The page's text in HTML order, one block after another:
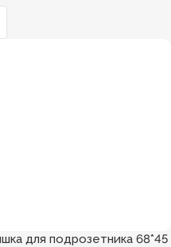
для подрозетника 68*45